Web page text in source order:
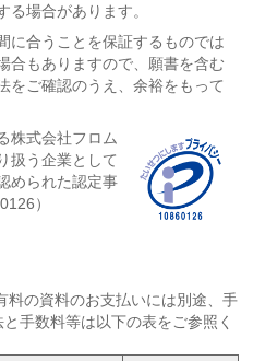
る場合があります。
に合うことを保証するものでは
合もありますので、願書を含む
をご確認のうえ、余裕をもって
株式会社フロム
扱う企業として
められた認定事
）
料の資料のお支払いには別途、手
手数料等は以下の表をご参照く